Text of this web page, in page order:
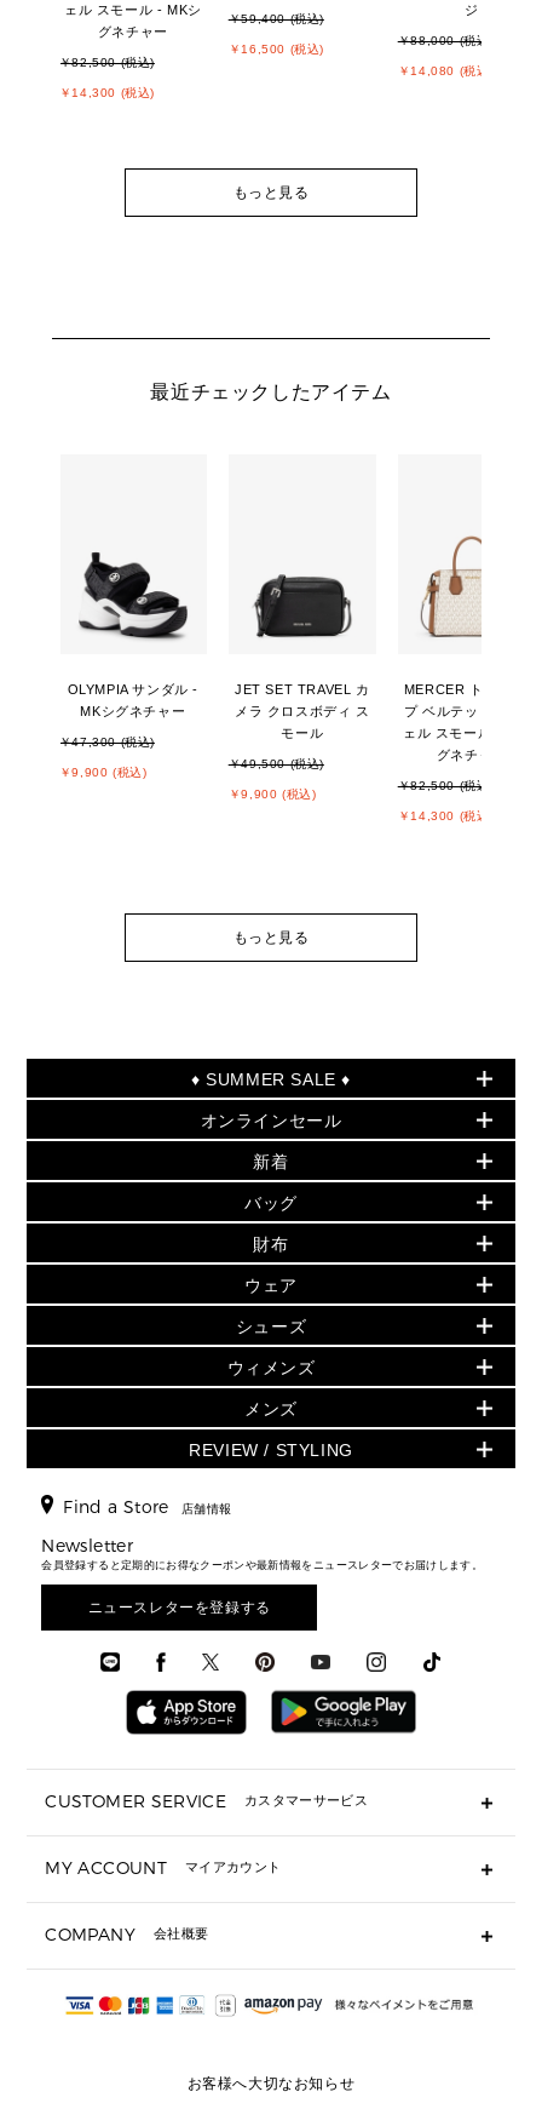
ェル スモール - MKシ
グネチャー
￥82,500 (税込)
￥14,300 (税込)
￥59,400 (税込)
￥16,500 (税込)
ジ
￥88,000 (税込)
￥14,080 (税込)
もっと見る
最近チェックしたアイテム
OLYMPIA サンダル -
MKシグネチャー
￥47,300 (税込)
￥9,900 (税込)
JET SET TRAVEL カ
メラ クロスボディ ス
モール
￥49,500 (税込)
￥9,900 (税込)
MERCER トップジッ
プ ベルテッド サッチ
ェル スモール - MKシ
グネチャー
￥82,500 (税込)
￥14,300 (税込)
もっと見る
♦ SUMMER SALE ♦
セールおすすめアイテム
▶ ウィメンズ
バッグ
小物
シューズ・靴
ウェア
アクセサリー
時計
▶ メンズ
バッグ
ウェア
アクセサリー
オンラインセール
PRODUCT OF THE MONTH - 今月の特別価格
再値下げアイテム
追加アイテム
▶ ウィメンズすべて(ウェア・シューズ除く)
バッグ
財布・小物
ウェア
シューズ
時計・ジュエリー
アクセサリー
メンズ バッグ
メンズ 財布・小物
メンズ シューズ
メンズ ウェア
メンズ 時計・その他
新着
夏のスタイル
▶ すべて
▶ ウィメンズすべて
財布・小物
アクセサリー
フレグランス
シューズ
▶ メンズすべて
メンズ財布・小物
メンズアクセサリー
メンズウェア
バッグ
人気の定番アイテム
日本限定 - バッグ
▶ ウィメンズすべて
トートバッグ
ショルダーバッグ
クロスボディ・斜め掛け
トラベル
3 IN 1 / 2 IN 1 バッグ
▶ メンズすべて
財布
日本限定 - 財布・小物
▶ ウィメンズすべて
GREENWICH
折り財布(二つ折り・三つ折り)
長財布
▶ メンズすべて
ウェア
▶ ウィメンズすべて
トップス
スカート・パンツ
ジャケット・アウター
▶ メンズすべて
シューズ
▶ ウィメンズすべて
サンダル
スニーカー
▶ メンズすべて
ウィメンズ
人気の定番アイテム
▶ ウィメンズすべて
▶ バッグすべて
通勤・通学アイテム
3 IN 1 バッグ
ミニ財布・フラグメントケース
▶ 小物すべて
定期ケース・カードケース・名刺入れ
スニーカー
▶ ウェア
メンズ
▶ メンズすべて
財布・小物
時計・ジュエリー
アクセサリー
REVIEW / STYLING
エディターレビュー
Find a Store 店舗情報
Newsletter
会員登録すると定期的にお得なクーポンや最新情報をニュースレターでお届けします。
ニュースレターを登録する
CUSTOMER SERVICE カスタマーサービス
ギフト用にラッピングができますか？
ショッピングバッグを購入商品分送ってもらえますか？
注文後に完了メールが受信できないのですが？
サイズ交換はできますか？
MY ACCOUNT マイアカウント
COMPANY 会社概要
会社概要
お客様へ大切なお知らせ